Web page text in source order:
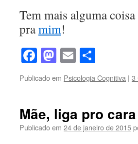
Tem mais alguma
pramim!
Facebook
Mastodon
Email
Publicado em Psicologia Cognitiva | 3
Mãe, liga pro
Publicado em 24 de janeiro de 2015